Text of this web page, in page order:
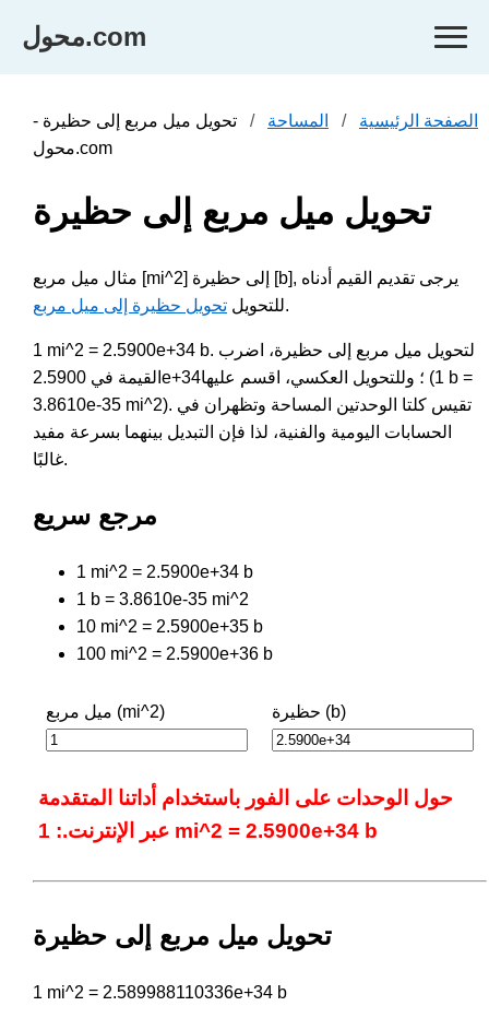
محول.com
الصفحة الرئيسية المساحة
تحويل ميل مربع إلى حظيرة -
محول.com
تحويل ميل مربع إلى حظيرة
مثال ميل مربع [mi^2] إلى حظيرة [b], يرجى تقديم القيم أدناه
للتحويل تحويل حظيرة إلى ميل مربع .
1 mi^2 = 2.5900e+34 b. لتحويل ميل مربع إلى حظيرة، اضرب
القيمة في 2.5900e+34؛ وللتحويل العكسي، اقسم عليها (1 b =
3.8610e-35 mi^2). تقيس كلتا الوحدتين المساحة وتظهران في
الحسابات اليومية والفنية، لذا فإن التبديل بينهما بسرعة مفيد
غالبًا.
مرجع سريع
1 mi^2 = 2.5900e+34 b
1 b = 3.8610e-35 mi^2
10 mi^2 = 2.5900e+35 b
100 mi^2 = 2.5900e+36 b
ميل مربع (mi^2) حظيرة (b)
حول الوحدات على الفور باستخدام أداتنا المتقدمة
عبر الإنترنت.: 1 mi^2 = 2.5900e+34 b
تحويل ميل مربع إلى حظيرة
1 mi^2 = 2.589988110336e+34 b